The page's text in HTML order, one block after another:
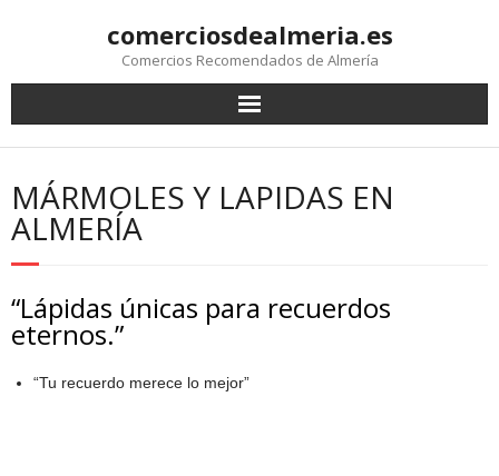
comerciosdealmeria.es
Comercios Recomendados de Almería
MÁRMOLES Y LAPIDAS EN
ALMERÍA
“Lápidas únicas para recuerdos
eternos.”
“Tu recuerdo merece lo mejor”